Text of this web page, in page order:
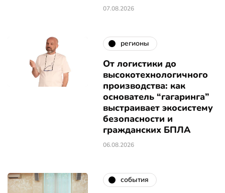
07.08.2026
регионы
От логистики до
высокотехнологичного
производства: как
основатель “гагаринга”
выстраивает экосистему
безопасности и
гражданских БПЛА
06.08.2026
события